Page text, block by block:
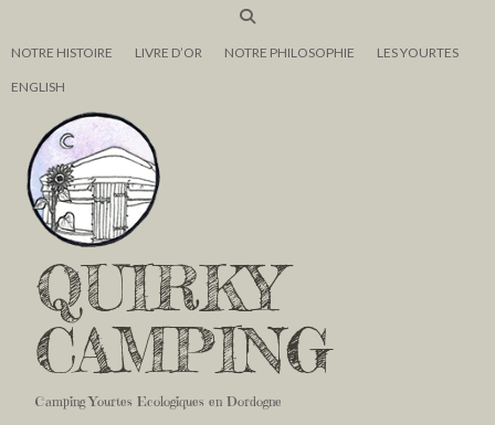
NOTRE HISTOIRE LIVRE D’OR NOTRE PHILOSOPHIE LES YOURTES
ENGLISH
QUIRKY
CAMPING
Camping Yourtes Ecologiques en Dordogne